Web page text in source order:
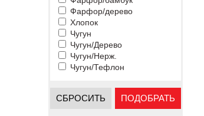
Фарфор/дерево
Хлопок
Чугун
Чугун/Дерево
Чугун/Нерж.
Чугун/Тефлон
СБРОСИТЬ ПОДОБРАТЬ